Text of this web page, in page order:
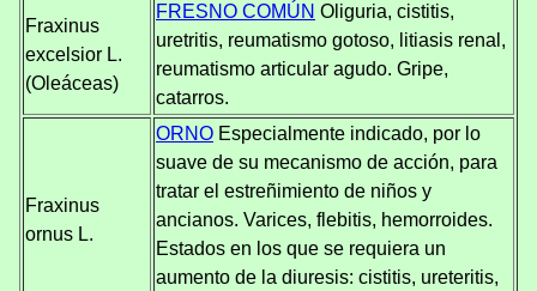
Fraxinus
excelsior L.
(Oleáceas)
FRESNO COMÚN Oliguria, cistitis,
uretritis, reumatismo gotoso, litiasis renal,
reumatismo articular agudo. Gripe,
catarros.
Fraxinus
ornus L.
ORNO Especialmente indicado, por lo
suave de su mecanismo de acción, para
tratar el estreñimiento de niños y
ancianos. Varices, flebitis, hemorroides.
Estados en los que se requiera un
aumento de la diuresis: cistitis, ureteritis,